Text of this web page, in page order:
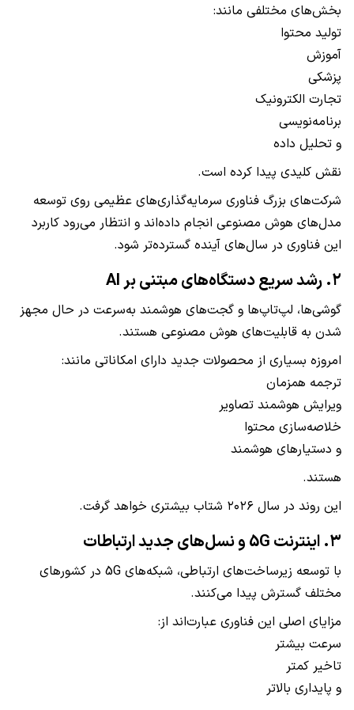
بخش‌های مختلفی مانند:
تولید محتوا
آموزش
پزشکی
تجارت الکترونیک
برنامه‌نویسی
و تحلیل داده
نقش کلیدی پیدا کرده است.
شرکت‌های بزرگ فناوری سرمایه‌گذاری‌های عظیمی روی توسعه
مدل‌های هوش مصنوعی انجام داده‌اند و انتظار می‌رود کاربرد
این فناوری در سال‌های آینده گسترده‌تر شود.
۲. رشد سریع دستگاه‌های مبتنی بر AI
گوشی‌ها، لپ‌تاپ‌ها و گجت‌های هوشمند به‌سرعت در حال مجهز
شدن به قابلیت‌های هوش مصنوعی هستند.
امروزه بسیاری از محصولات جدید دارای امکاناتی مانند:
ترجمه همزمان
ویرایش هوشمند تصاویر
خلاصه‌سازی محتوا
و دستیارهای هوشمند
هستند.
این روند در سال ۲۰۲۶ شتاب بیشتری خواهد گرفت.
۳. اینترنت 5G و نسل‌های جدید ارتباطات
با توسعه زیرساخت‌های ارتباطی، شبکه‌های 5G در کشورهای
مختلف گسترش پیدا می‌کنند.
مزایای اصلی این فناوری عبارت‌اند از:
سرعت بیشتر
تاخیر کمتر
و پایداری بالاتر